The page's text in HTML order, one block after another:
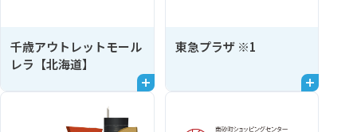
千歳アウトレットモール
レラ【北海道】
東急プラザ ※1